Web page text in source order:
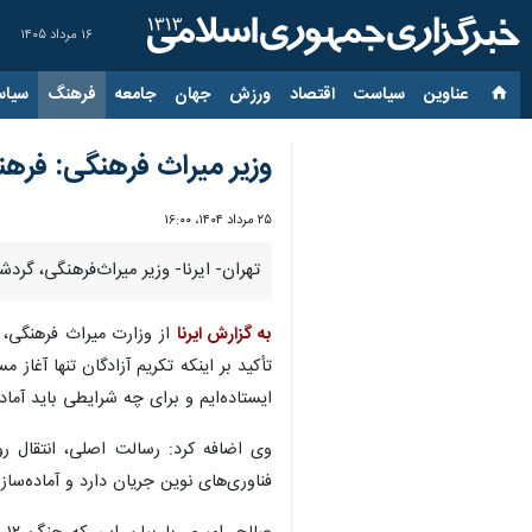
۱۶ مرداد ۱۴۰۵
عناوین‌ سیاست اقتصاد ورزش جهان جامعه فرهنگ
وزیر میراث فرهنگی:
۲۵ مرداد ۱۴۰۴، ۱۶:۰۰